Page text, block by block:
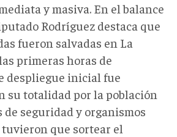
y masiva. En el balance
Rodríguez destaca que
fueron salvadas en La
primeras horas de
despliegue inicial fue
su totalidad por la población
seguridad y organismos
que sortear el